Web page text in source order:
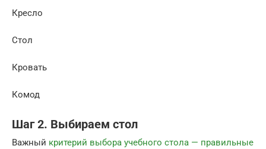
Кресло
Стол
Кровать
Комод
Шаг 2. Выбираем стол
Важный критерий выбора учебного стола — правильные